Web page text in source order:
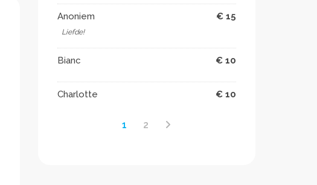
Anoniem € 15
Liefde!
Bianc € 10
Charlotte € 10
1 2